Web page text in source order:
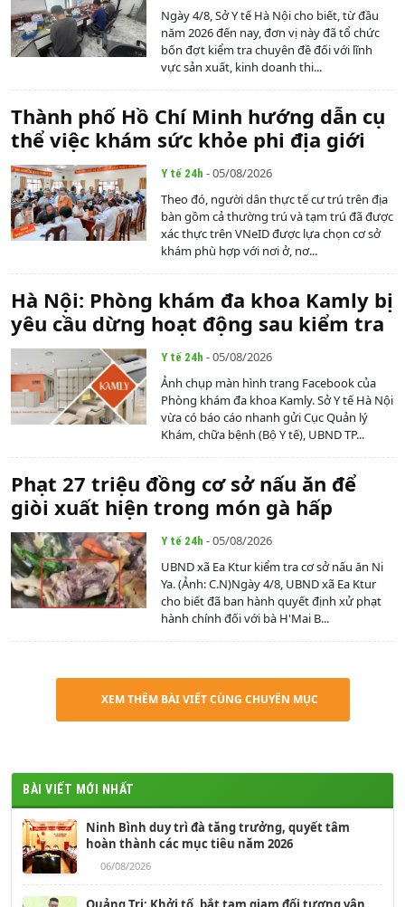
Ngày 4/8, Sở Y tế Hà Nội cho biết, từ đầu
năm 2026 đến nay, đơn vị này đã tổ chức
bốn đợt kiểm tra chuyên đề đối với lĩnh
vực sản xuất, kinh doanh thi...
Thành phố Hồ Chí Minh hướng dẫn cụ
thể việc khám sức khỏe phi địa giới
Y tế 24h - 05/08/2026
Theo đó, người dân thực tế cư trú trên địa
bàn gồm cả thường trú và tạm trú đã được
xác thực trên VNeID được lựa chọn cơ sở
khám phù hợp với nơi ở, nơ...
Hà Nội: Phòng khám đa khoa Kamly bị
yêu cầu dừng hoạt động sau kiểm tra
Y tế 24h - 05/08/2026
Ảnh chụp màn hình trang Facebook của
Phòng khám đa khoa Kamly. Sở Y tế Hà Nội
vừa có báo cáo nhanh gửi Cục Quản lý
Khám, chữa bệnh (Bộ Y tế), UBND TP...
Phạt 27 triệu đồng cơ sở nấu ăn để
giòi xuất hiện trong món gà hấp
Y tế 24h - 05/08/2026
UBND xã Ea Ktur kiểm tra cơ sở nấu ăn Ni
Ya. (Ảnh: C.N)Ngày 4/8, UBND xã Ea Ktur
cho biết đã ban hành quyết định xử phạt
hành chính đối với bà H'Mai B...
XEM THÊM BÀI VIẾT CÙNG CHUYÊN MỤC
BÀI VIẾT MỚI NHẤT
Ninh Bình duy trì đà tăng trưởng, quyết tâm
hoàn thành các mục tiêu năm 2026
06/08/2026